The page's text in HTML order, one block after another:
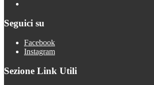
Seguici su
Facebook
Instagram
Sezione Link Utili